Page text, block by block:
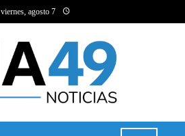
viernes, agosto 7